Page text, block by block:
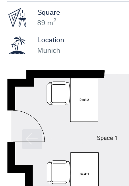
Square
89 m2
Location
Munich